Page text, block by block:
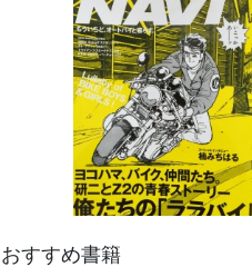
おすすめ書籍